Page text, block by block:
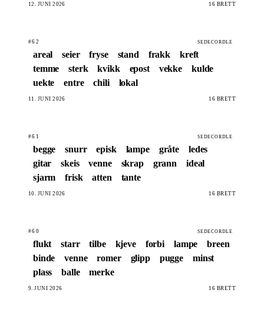
12. JUNI 2026 16 BRETT
#62 SEDECORDLE
areal seier fryse stand frakk
kreft
temme
sterk kvikk epost vekke
kulde
uekte
entre chili lokal
11. JUNI 2026 16 BRETT
#61 SEDECORDLE
begge snurr episk lampe gråte
ledes
gitar
skeis venne skrap grann
ideal
sjarm
frisk atten tante
10. JUNI 2026 16 BRETT
#60 SEDECORDLE
flukt starr tilbe kjeve forbi lampe
breen
binde
venne romer glipp pugge
minst
plass
balle merke
9. JUNI 2026 16 BRETT